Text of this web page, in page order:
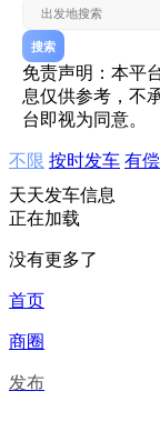
搜索
免责声明：本平
息仅供参考，不
台即视为同意。
不限 按时发车 有
天天发车信息
正在加载
没有更多了
首页
商圈
发布